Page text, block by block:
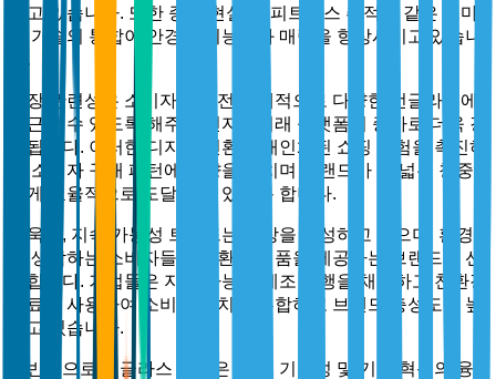
하고 있습니다. 또한 증강 현실 및 피트니스 추적과 같은 스마
트 기술의 통합이 안경의 기능성과 매력을 향상시키고 있습니
다.
시장 관련성은 소비자들이 전 세계적으로 다양한 선글라스에
접근할 수 있도록 해주는 전자상거래 플랫폼의 증가로 더욱 강
조됩니다. 이러한 디지털 전환은 개인화된 쇼핑 경험을 촉진하
고 소비자 구매 패턴에 영향을 미치며 브랜드가 더 넓은 청중
에게 효율적으로 도달할 수 있도록 합니다.
더욱이, 지속 가능성 트렌드는 시장을 형성하고 있으며, 환경
을 생각하는 소비자들은 친환경 제품을 제공하는 브랜드를 선
호합니다. 기업들은 지속 가능한 제조 관행을 채택하고 친환경
재료를 사용하여 소비자 가치에 부합하고 브랜드 충성도를 높
이고 있습니다.
전반적으로 선글라스 시장은 패션, 기능성 및 기술 혁신의 융